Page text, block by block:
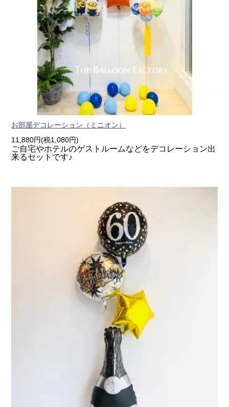
お部屋デコレーション（ミニオン）
11,880円(税1,080円)
ご自宅やホテルのゲストルームなどをデコレーション出
来るセットです♪